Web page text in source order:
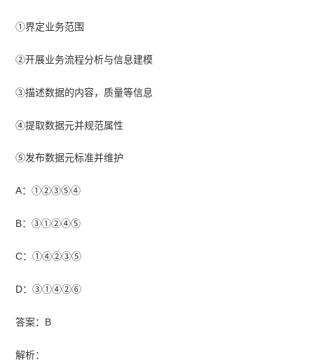
①界定业务范围
②开展业务流程分析与信息建模
③描述数据的内容，质量等信息
④提取数据元并规范属性
⑤发布数据元标准并维护
A：①②③⑤④
B：③①②④⑤
C：①④②③⑤
D：③①④②⑥
答案：B
解析：